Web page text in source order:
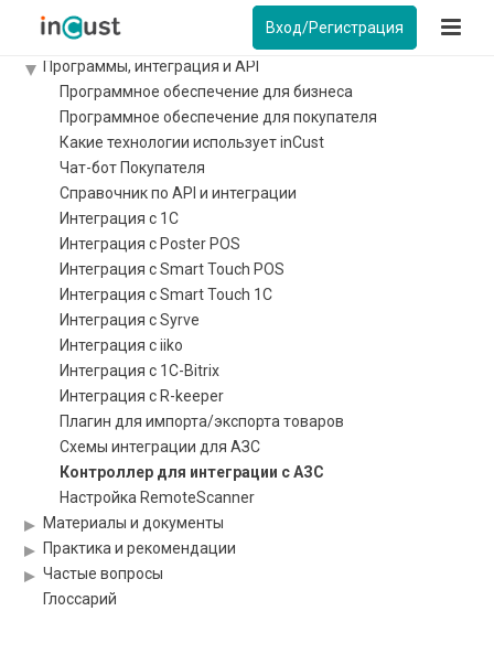
Вход/Регистрация
Инструкции
Обучение
Программы, интеграция и API
Программное обеспечение для бизнеса
Программное обеспечение для покупателя
Какие технологии использует inCust
Чат-бот Покупателя
Справочник по API и интеграции
Интеграция c 1С
Интеграция с Poster POS
Интеграция с Smart Touch POS
Интеграция с Smart Touch 1C
Интеграция с Syrve
Интеграция с iiko
Интеграция с 1С-Bitrix
Интеграция с R-keeper
Плагин для импорта/экспорта товаров
Схемы интеграции для АЗС
Контроллер для интеграции с АЗС
Настройка RemoteScanner
Материалы и документы
Практика и рекомендации
Частые вопросы
Глоссарий